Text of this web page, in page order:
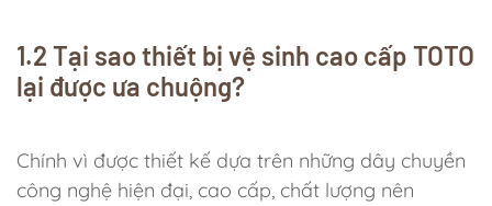
1.2 Tại sao thiết bị vệ sinh cao cấp TOTO
lại được ưa chuộng?
Chính vì được thiết kế dựa trên những dây chuyền
công nghệ hiện đại, cao cấp, chất lượng nên